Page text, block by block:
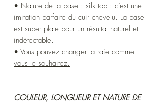
• Nature de la base : silk top : c’est une
imitation parfaite du cuir chevelu. La base
est super plate pour un résultat naturel et
indétectable.
• Vous pouvez changer la raie comme
vous le souhaitez.
COULEUR, LONGUEUR ET NATURE DE